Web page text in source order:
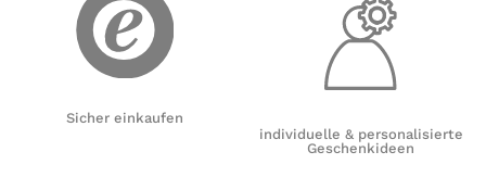
Sicher einkaufen
individuelle & personalisierte
Geschenkideen